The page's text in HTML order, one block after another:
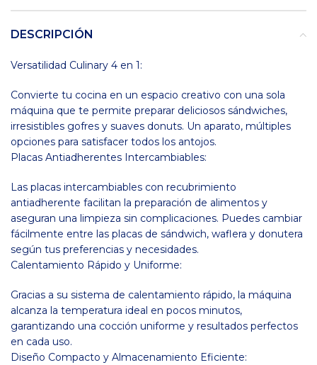
DESCRIPCIÓN
Versatilidad Culinary 4 en 1:
Convierte tu cocina en un espacio creativo con una sola
máquina que te permite preparar deliciosos sándwiches,
irresistibles gofres y suaves donuts. Un aparato, múltiples
opciones para satisfacer todos los antojos.
Placas Antiadherentes Intercambiables:
Las placas intercambiables con recubrimiento
antiadherente facilitan la preparación de alimentos y
aseguran una limpieza sin complicaciones. Puedes cambiar
fácilmente entre las placas de sándwich, waflera y donutera
según tus preferencias y necesidades.
Calentamiento Rápido y Uniforme:
Gracias a su sistema de calentamiento rápido, la máquina
alcanza la temperatura ideal en pocos minutos,
garantizando una cocción uniforme y resultados perfectos
en cada uso.
Diseño Compacto y Almacenamiento Eficiente: